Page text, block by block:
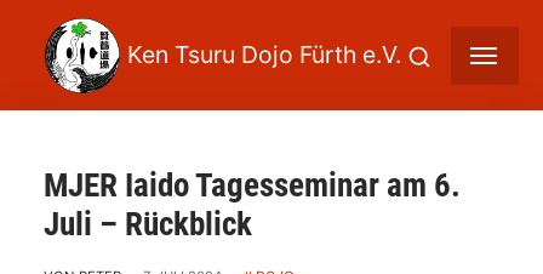
MJER Iaido Tagesseminar am 6.
Juli – Rückblick